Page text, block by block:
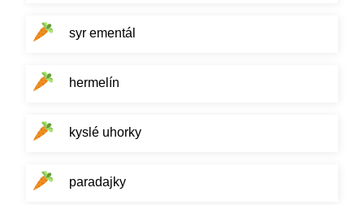
syr ementál
hermelín
kyslé uhorky
paradajky